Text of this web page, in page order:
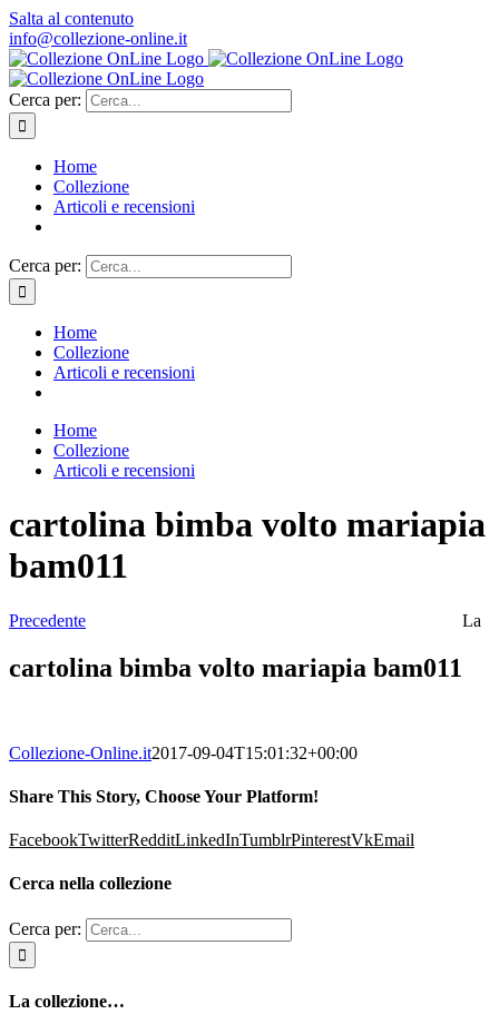
Salta al contenuto
info@collezione-online.it
Cerca per:
Home
Collezione
Articoli e recensioni
Cerca per:
Home
Collezione
Articoli e recensioni
Home
Collezione
Articoli e recensioni
cartolina bimba volto mariapia
bam011
Precedente
cartolina bimba volto mariapia bam011
Collezione-Online.it2017-09-04T15:01:32+00:00
Share This Story, Choose Your Platform!
FacebookTwitterRedditLinkedInTumblrPinterestVkEmail
Cerca nella collezione
Cerca per:
La collezione…
La